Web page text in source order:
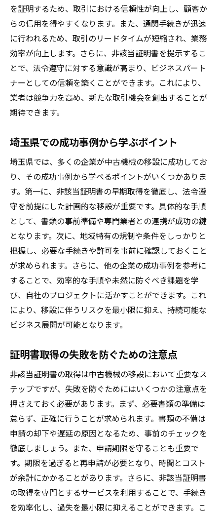
を証明するため、取引における信頼性が向上し、顧客か
らの信用を得やすくなります。また、通関手続きが迅速
に行われるため、取引のリードタイムが短縮され、業務
効率が向上します。さらに、非該当証明書を提示するこ
とで、法令遵守に対する意識が高まり、ビジネスパート
ナーとしての信頼を築くことができます。これにより、
業者は競争力を高め、新たな取引機会を創出することが
期待できます。
埼玉県での成功事例から学ぶポイント
埼玉県では、多くの企業が中古機械の移設に成功してお
り、その成功事例から学べるポイントがいくつかありま
す。第一に、非該当証明書の早期取得を徹底し、法令遵
守を前提にした計画的な移設が重要です。具体的な手順
として、書類の事前準備や専門業者との連携が成功の鍵
となります。次に、地域特有の規制や条件をしっかりと
把握し、必要な手続きや許可を事前に確認しておくこと
が求められます。さらに、他の企業の成功事例を参考に
することで、効率的な手順や未然に防ぐべき課題を学
び、自社のプロジェクトに活かすことができます。これ
により、移設に伴うリスクを最小限に抑え、持続可能な
ビジネス展開が可能となります。
証明書取得の失敗を防ぐための注意点
非該当証明書の取得は中古機械の移設において重要なス
テップですが、失敗を防ぐためにはいくつかの注意点を
押さえておく必要があります。まず、必要書類の準備は
怠らず、正確に行うことが求められます。書類の不備は
申請の却下や遅延の原因となるため、事前のチェックを
徹底しましょう。また、申請期限を守ることも重要で
す。期限を過ぎると再申請が必要となり、時間とコスト
が余計にかかることがあります。さらに、非該当証明書
の取得を専門とするサービスを利用することで、手続き
を効率化し、過失を最小限に抑えることができます。こ